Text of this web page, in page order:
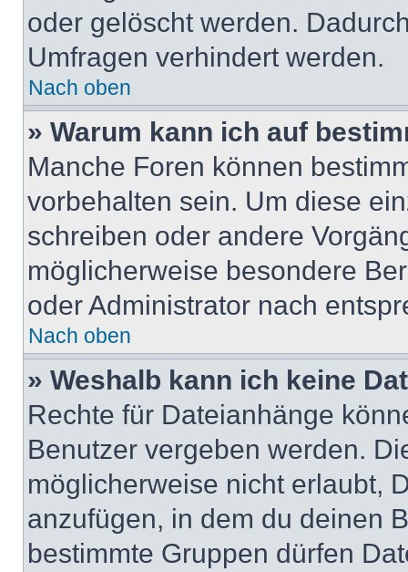
oder gelöscht werden.
Umfragen verhindert werden.
Nach oben
» Warum kann ich auf
Manche Foren können
vorbehalten sein. Um diese
schreiben oder andere
möglicherweise besondere
oder Administrator nach
Nach oben
» Weshalb kann ich keine
Rechte für Dateianhänge
Benutzer vergeben werden.
möglicherweise nicht erlaubt,
anzufügen, in dem du deinen
bestimmte Gruppen dürfen